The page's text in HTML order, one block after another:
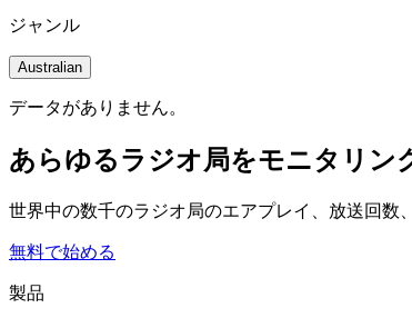
ジャンル
Australian
データがありません。
あらゆるラジオ局をモニタリン
世界中の数千のラジオ局のエアプレイ、放送回数
無料で始める
製品